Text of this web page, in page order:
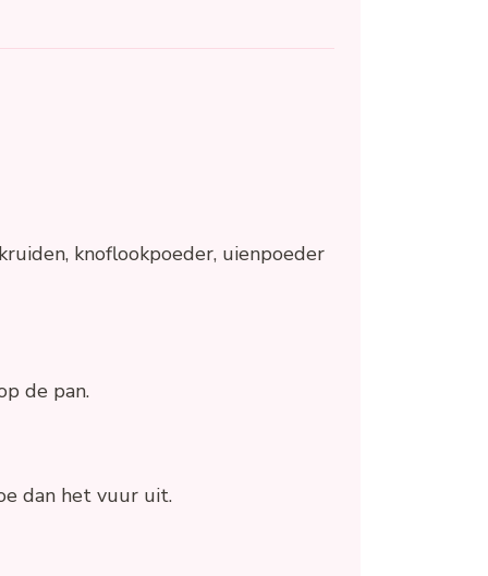
knoflookpoeder, uienpoeder
de pan.
dan het vuur uit.